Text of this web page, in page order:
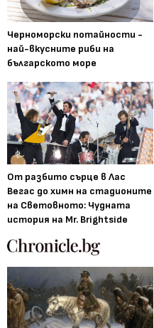
Черноморски потайности -
най-вкусните риби на
българското море
От разбито сърце в Лас
Вегас до химн на стадионите
на Световното: Чудната
история на Mr. Brightside